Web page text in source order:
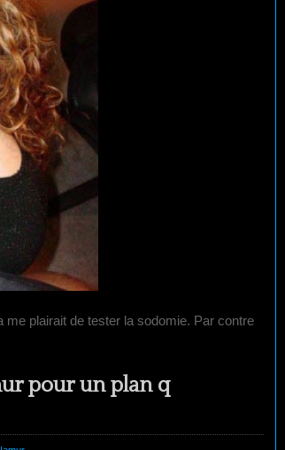
plairait de tester la sodomie. Par contre
pour un plan q